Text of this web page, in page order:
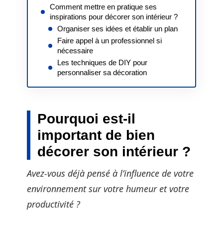
Comment mettre en pratique ses
inspirations pour décorer son intérieur ?
Organiser ses idées et établir un plan
Faire appel à un professionnel si
nécessaire
Les techniques de DIY pour
personnaliser sa décoration
Pourquoi est-il
important de bien
décorer son intérieur ?
Avez-vous déjà pensé à l’influence de votre
environnement sur votre humeur et votre
productivité ?